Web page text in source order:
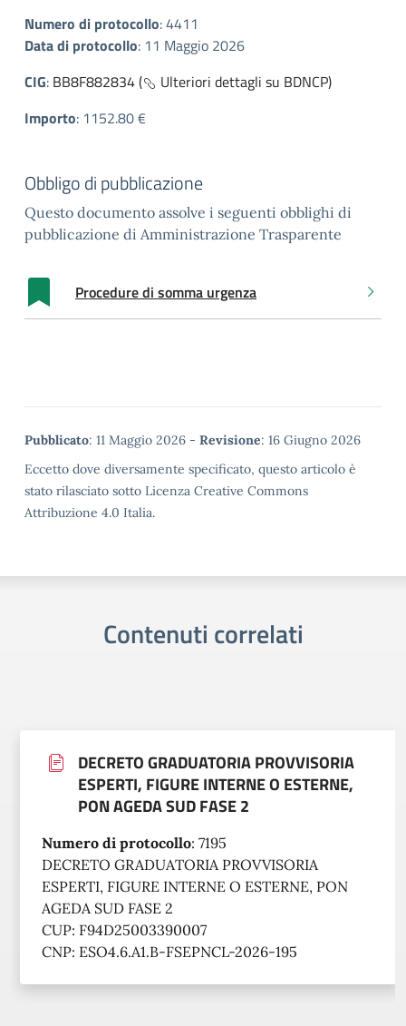
Numero di protocollo:4411
Data di protocollo: 11 Maggio 2026
CIG: BB8F882834 (
Ulteriori dettagli su BDNCP)
Importo: 1152.80 €
Obbligo di pubblicazione
Questo documento assolve i seguenti obblighi di
pubblicazione di Amministrazione Trasparente
Procedure di somma urgenza
Metadata
Pubblicato: 11 Maggio 2026 - Revisione: 16 Giugno 2026
Eccetto dove diversamente specificato, questo articolo è
stato rilasciato sotto Licenza Creative Commons
Attribuzione 4.0 Italia.
Contenuti correlati
DECRETO GRADUATORIA PROVVISORIA
ESPERTI, FIGURE INTERNE O ESTERNE,
PON AGEDA SUD FASE 2
Numero di protocollo: 7195
DECRETO GRADUATORIA PROVVISORIA
ESPERTI, FIGURE INTERNE O ESTERNE, PON
AGEDA SUD FASE 2
CUP: F94D25003390007
CNP: ESO4.6.A1.B-FSEPNCL-2026-195